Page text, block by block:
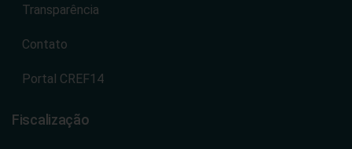
Transparência
Contato
Portal CREF14
Fiscalização